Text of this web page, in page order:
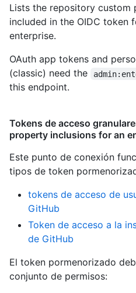
Lists the repository custom
included in the OIDC token
enterprise.
OAuth app tokens and
(classic) need the
this endpoint.
Tokens de acceso
property inclusions for an
Este punto de conexión
tipos de token
tokens de acceso de
GitHub
Token de acceso a la
de GitHub
El token pormenorizado
conjunto de permisos: